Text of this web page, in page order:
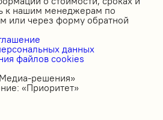
к нашим менеджерам по
или через форму обратной
данных
файлов cookies
решения»
«Приоритет»